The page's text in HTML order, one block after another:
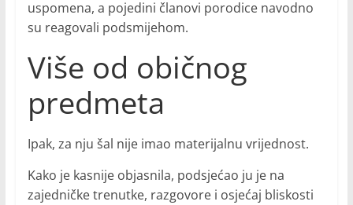
uspomena, a pojedini članovi porodice navodno
su reagovali podsmijehom.
Više od običnog
predmeta
Ipak, za nju šal nije imao materijalnu vrijednost.
Kako je kasnije objasnila, podsjećao ju je na
zajedničke trenutke, razgovore i osjećaj bliskosti